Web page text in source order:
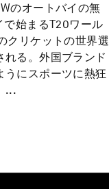
のオートバイの無
で始まるT20ワール
クリケットの世界選
る。外国ブランド
うにスポーツに熱狂
...